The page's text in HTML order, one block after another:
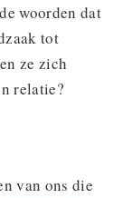
woorden dat
tot
ze zich
relatie?
van ons die